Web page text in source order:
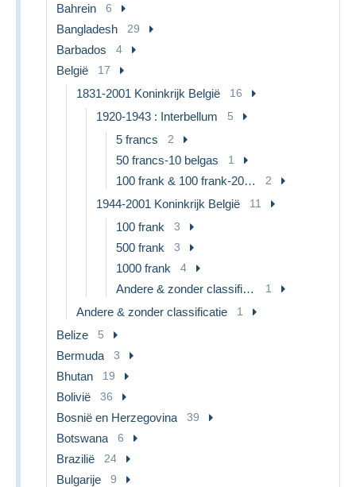
Bahrein 6
Bangladesh 29
Barbados 4
België 17
1831-2001 Koninkrijk België 16
1920-1943 : Interbellum 5
5 francs 2
50 francs-10 belgas 1
100 frank & 100 frank-20 belgas 2
1944-2001 Koninkrijk België 11
100 frank 3
500 frank 3
1000 frank 4
Andere & zonder classificatie 1
Andere & zonder classificatie 1
Belize 5
Bermuda 3
Bhutan 19
Bolivië 36
Bosnië en Herzegovina 39
Botswana 6
Brazilië 24
Bulgarije 9